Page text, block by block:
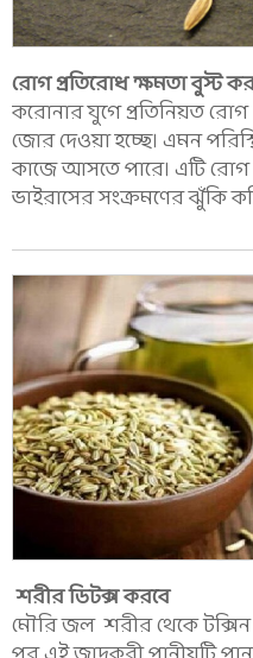
রোগ প্রতিরোধ ক্ষমতা বুস্ট
করোনার যুগে প্রতিনিয়ত
জোর দেওয়া হচ্ছে। এমন
কাজে আসতে পারে। এটি রোগ
ভাইরাসের সংক্রমণের ঝুঁকি
শরীর ডিটক্স করবে
মৌরি জল শরীর থেকে টক্সিন